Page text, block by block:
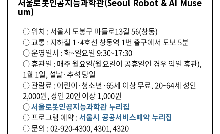
서울로봇인공지능과학관(Seoul Robot & AI Muse
um)
○ 위치 : 서울시 도봉구 마들로13길 56(창동)
○ 교통 : 지하철 1·4호선 창동역 1번 출구에서 도보 5분
○ 운영일시 : 화~일요일 9:30~17:30
○ 휴관일 : 매주 월요일(월요일이 공휴일인 경우 익일 휴관),
1월 1일, 설날·추석 당일
○ 관람료 : 어린이·청소년·65세 이상 무료, 20~64세 성인
2,000원, 성인 20인 이상 1,000원
○서울로봇인공지능과학관 누리집
○ 프로그램 예약 :서울시 공공서비스예약 누리집
○ 문의 : 02-920-4300, 4301, 4320